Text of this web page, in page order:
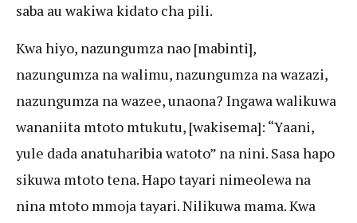
saba au wakiwa kidato cha pili.
Kwa hiyo, nazungumza nao [mabinti],
nazungumza na walimu, nazungumza na wazazi,
nazungumza na wazee, unaona? Ingawa walikuwa
wananiita mtoto mtukutu, [wakisema]: “Yaani,
yule dada anatuharibia watoto” na nini. Sasa hapo
sikuwa mtoto tena. Hapo tayari nimeolewa na
nina mtoto mmoja tayari. Nilikuwa mama. Kwa